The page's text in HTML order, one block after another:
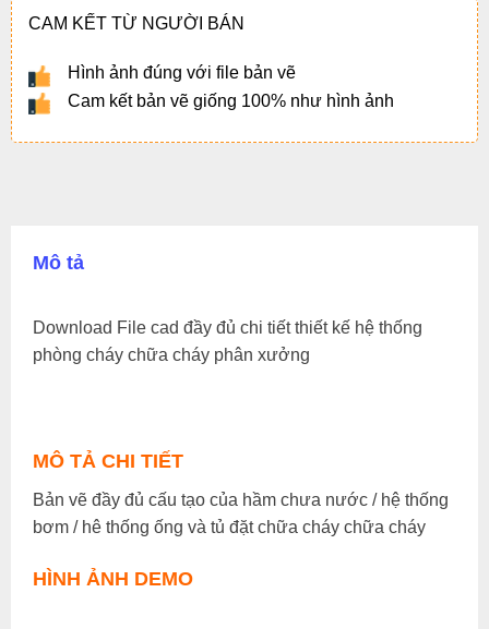
CAM KẾT TỪ NGƯỜI BÁN
Hình ảnh đúng với file bản vẽ
Cam kết bản vẽ giống 100% như hình ảnh
Mô tả
Download File cad đầy đủ chi tiết thiết kế hệ thống
phòng cháy chữa cháy phân xưởng
MÔ TẢ CHI TIẾT
Bản vẽ đầy đủ cấu tạo của hầm chưa nước / hệ thống
bơm / hê thống ống và tủ đặt chữa cháy chữa cháy
HÌNH ẢNH DEMO